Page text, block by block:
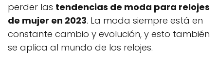
perder las tendencias de moda para relojes
de mujer en 2023. La moda siempre está en
constante cambio y evolución, y esto también
se aplica al mundo de los relojes.